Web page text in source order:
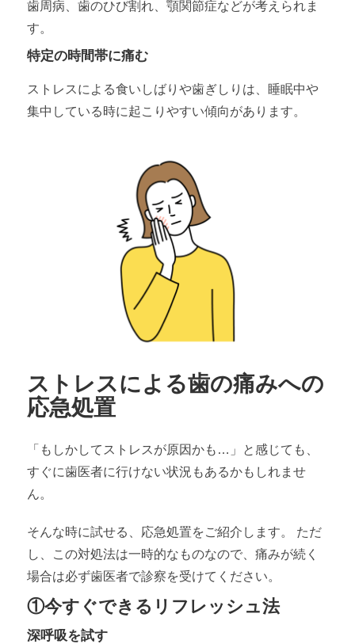
歯周病、歯のひび割れ、顎関節症などが考えられま
す。
特定の時間帯に痛む
ストレスによる食いしばりや歯ぎしりは、睡眠中や
集中している時に起こりやすい傾向があります。
ストレスによる歯の痛みへの
応急処置
「もしかしてストレスが原因かも…」と感じても、
すぐに歯医者に行けない状況もあるかもしれませ
ん。
そんな時に試せる、応急処置をご紹介します。 ただ
し、この対処法は一時的なものなので、痛みが続く
場合は必ず歯医者で診察を受けてください。
①今すぐできるリフレッシュ法
深呼吸を試す